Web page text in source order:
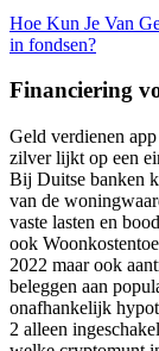
Hoe Kun Je Van
in fondsen?
Financiering
Geld verdienen
zilver lijkt op een
Bij Duitse banken
van de
vaste lasten en
ook
2022 maar ook
beleggen aan
onafhankelijk
2 alleen